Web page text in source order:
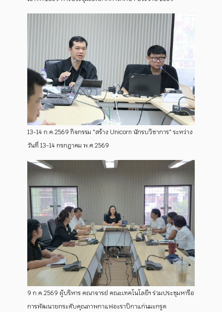
13-14 ก.ค.2569 กิจกรรม "สร้าง Unicorn นักรบวิชาการ" ระหว่าง
วันที่ 13-14 กรกฎาคม พ.ศ.2569
9 ก.ค.2569 ผู้บริหาร คณาจารย์ คณะเทคโนโลยีฯ ร่วมประชุมหารือ
การพัฒนายกระดับคุณภาพกาแฟอะราบิกาแก่นมะกรูด